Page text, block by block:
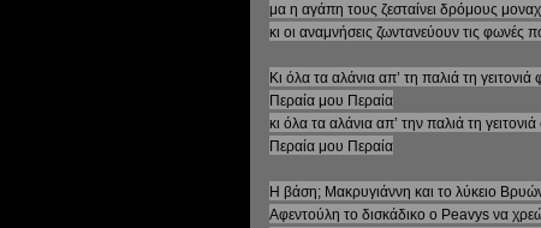
μα η αγάπη τους ζεσταίνει δρόμους
κι οι αναμνήσεις ζωντανεύουν τις φωνές
Κι όλα τα αλάνια απ’ τη παλιά τη
Περαία μου Περαία
κι όλα τα αλάνια απ’ την παλιά τη
Περαία μου Περαία
Η βάση; Μακρυγιάννη και το λύκειο
Αφεντούλη το δισκάδικο ο Peavys να